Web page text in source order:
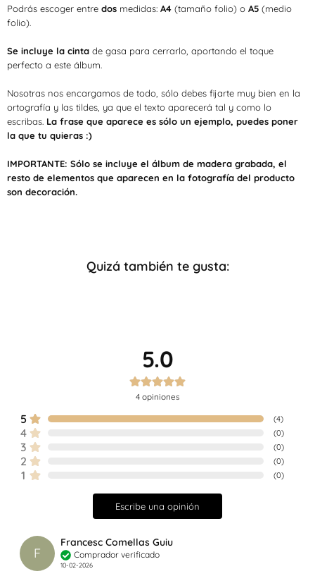
Podrás escoger entre dos medidas: A4 (tamaño folio) o A5 (medio
folio).
Se incluye la cinta de gasa para cerrarlo, aportando el toque
perfecto a este álbum.
Nosotras nos encargamos de todo, sólo debes fijarte muy bien en la
ortografía y las tildes, ya que el texto aparecerá tal y como lo
escribas. La frase que aparece es sólo un ejemplo, puedes poner
la que tu quieras :)
IMPORTANTE: Sólo se incluye el álbum de madera grabada, el
resto de elementos que aparecen en la fotografía del producto
son decoración.
Quizá también te gusta:
5.0
4 opiniones
5 (4)
4 (0)
3 (0)
2 (0)
1 (0)
Escribe una opinión
F
Francesc Comellas Guiu
Comprador verificado
10-02-2026